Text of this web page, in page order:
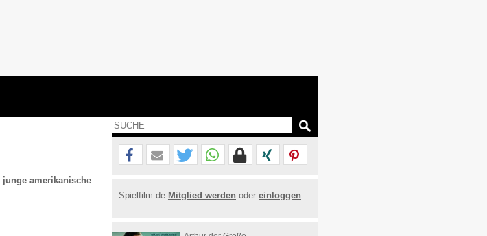
amerikanische
Spielfilm.de-Mitglied werden oder einloggen.